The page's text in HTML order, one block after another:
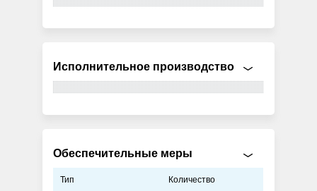
Исполнительное производство
Обеспечительные меры
Тип Количество